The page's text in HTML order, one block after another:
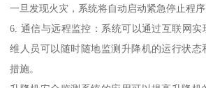
一旦发现火灾，系统将自动启动紧急停止程序
6. 通信与远程监控：系统可以通过互联网实
维人员可以随时随地监测升降机的运行状态
措施。